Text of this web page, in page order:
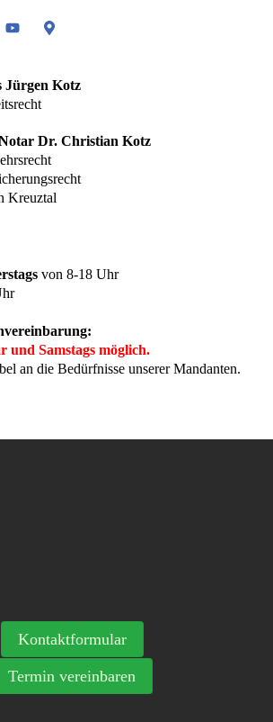
YoutubeGoogle
Jürgen Kotz
Dr. Christian Kotz
Kreuztal
von 8-18 Uhr
und Samstags möglich.
an die Bedürfnisse unserer Mandanten.
Kontaktformular
Termin vereinbaren